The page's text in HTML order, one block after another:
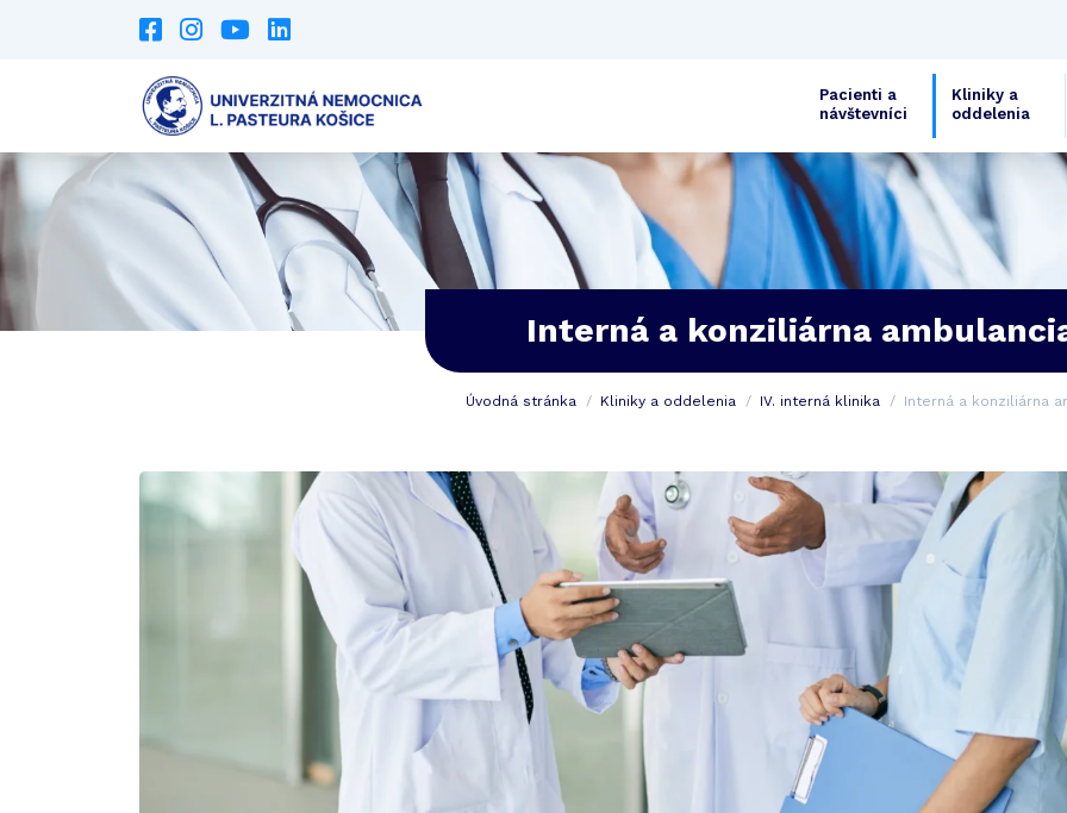
Pacienti a
návštevníci
Kliniky a
oddelenia
Interná a konziliárna
Úvodná stránka Kliniky a oddelenia IV. interná klinika Interná a konziliárna